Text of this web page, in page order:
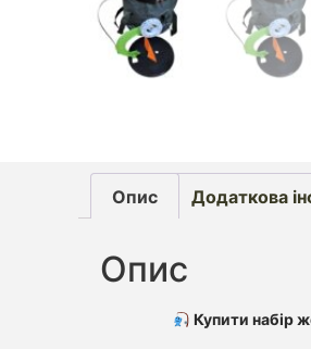
Опис Додаткова
Опис
Купити набір